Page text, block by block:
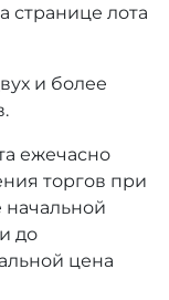
странице лота
и более
ежечасно
торгов при
начальной
до
цена